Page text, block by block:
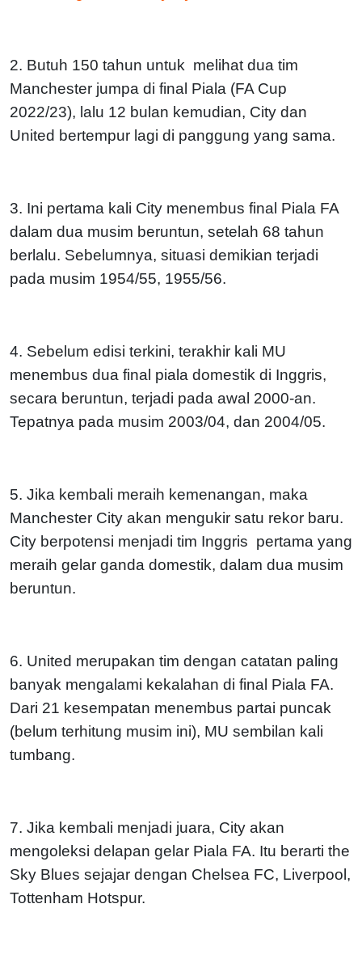
2. Butuh 150 tahun untuk melihat dua tim
Manchester jumpa di final Piala (FA Cup
2022/23), lalu 12 bulan kemudian, City dan
United bertempur lagi di panggung yang sama.
3. Ini pertama kali City menembus final Piala FA
dalam dua musim beruntun, setelah 68 tahun
berlalu. Sebelumnya, situasi demikian terjadi
pada musim 1954/55, 1955/56.
4. Sebelum edisi terkini, terakhir kali MU
menembus dua final piala domestik di Inggris,
secara beruntun, terjadi pada awal 2000-an.
Tepatnya pada musim 2003/04, dan 2004/05.
5. Jika kembali meraih kemenangan, maka
Manchester City akan mengukir satu rekor baru.
City berpotensi menjadi tim Inggris pertama yang
meraih gelar ganda domestik, dalam dua musim
beruntun.
6. United merupakan tim dengan catatan paling
banyak mengalami kekalahan di final Piala FA.
Dari 21 kesempatan menembus partai puncak
(belum terhitung musim ini), MU sembilan kali
tumbang.
7. Jika kembali menjadi juara, City akan
mengoleksi delapan gelar Piala FA. Itu berarti the
Sky Blues sejajar dengan Chelsea FC, Liverpool,
Tottenham Hotspur.